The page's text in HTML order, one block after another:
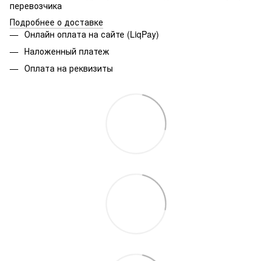
перевозчика
Подробнее о доставке
Онлайн оплата на сайте (LiqPay)
Наложенный платеж
Оплата на реквизиты